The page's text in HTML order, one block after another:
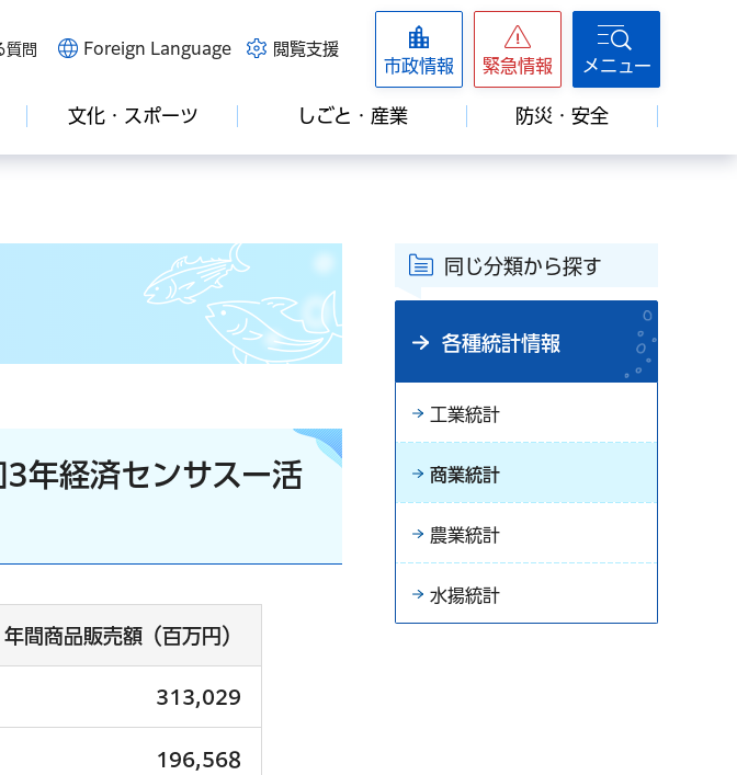
質問 Foreign Language 閲覧支援
市政情報 緊急情報 メニュー
文化・スポーツ しごと・産業 防災・安全
年経済センサスー活
年間商品販売額（百万円）
313,029
196,568
同じ分類から探す
各種統計情報
工業統計
商業統計
農業統計
水揚統計